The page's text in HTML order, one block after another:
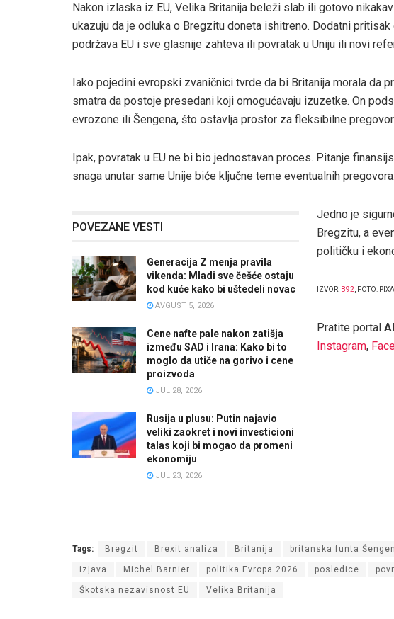
Nakon izlaska iz EU, Velika Britanija beleži slab ili gotovo
ukazuju da je odluka o Bregzitu doneta ishitreno. Dodatni
podržava EU i sve glasnije zahteva ili povratak u Uniju ili novi
Iako pojedini evropski zvaničnici tvrde da bi Britanija morala da
smatra da postoje presedani koji omogućavaju izuzetke. On
evrozone ili Šengena, što ostavlja prostor za fleksibilne
Ipak, povratak u EU ne bi bio jednostavan proces. Pitanje
snaga unutar same Unije biće ključne teme eventualnih pregovora.
POVEZANE VESTI
Generacija Z menja pravila
vikenda: Mladi sve češće ostaju
kod kuće kako bi uštedeli novac
AVGUST 5, 2026
Cene nafte pale nakon zatišja
između SAD i Irana: Kako bi to
moglo da utiče na gorivo i cene
proizvoda
JUL 28, 2026
Rusija u plusu: Putin najavio
veliki zaokret i novi investicioni
talas koji bi mogao da promeni
ekonomiju
JUL 23, 2026
Jedno je
Bregzitu, a
političku i
IZVOR: B92 , FOTO:
Pratite portal
Instagram,
Tags: Bregzit Brexit analiza Britanija britanska funta Šengen
izjava Michel Barnier politika Evropa 2026 posledice
Škotska nezavisnost EU Velika Britanija